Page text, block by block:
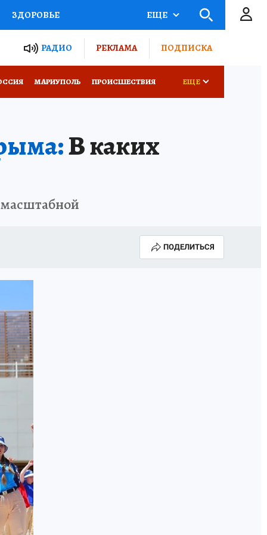
ЗДОРОВЬЕ
РОССИИ
ЕЩЕ
РАДИО РЕКЛАМА ПОДПИСКА
МАРИУПОЛЬ ПРОИСШЕСТВИЯ ЕЩЕ
В каких
масштабной
ПОДЕЛИТЬСЯ